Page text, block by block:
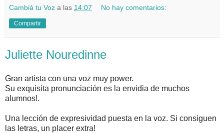
Cambiá tu Voz a las 14:07 No hay comentarios:
Compartir
Juliette Nouredinne
Gran artista con una voz muy power.
Su exquisita pronunciación es la envidia de muchos
alumnos!.
Una lección de expresividad puesta en la voz. Si consiguen
las letras, un placer extra!